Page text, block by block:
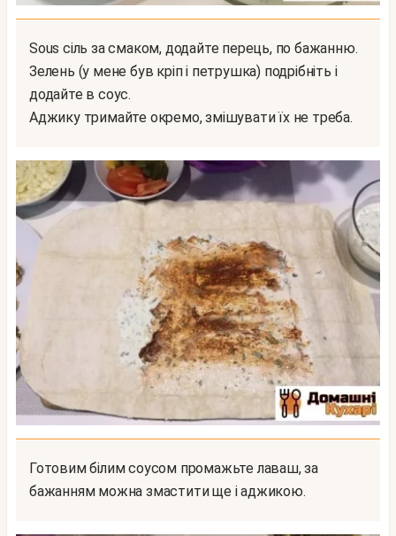
Sous сіль за смаком, додайте перець, по бажанню.
Зелень (у мене був кріп і петрушка) подрібніть і
додайте в соус.
Аджику тримайте окремо, змішувати їх не треба.
Готовим білим соусом промажьте лаваш, за
бажанням можна змастити ще і аджикою.